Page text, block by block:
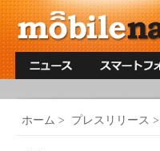
ホーム > プレスリリース >